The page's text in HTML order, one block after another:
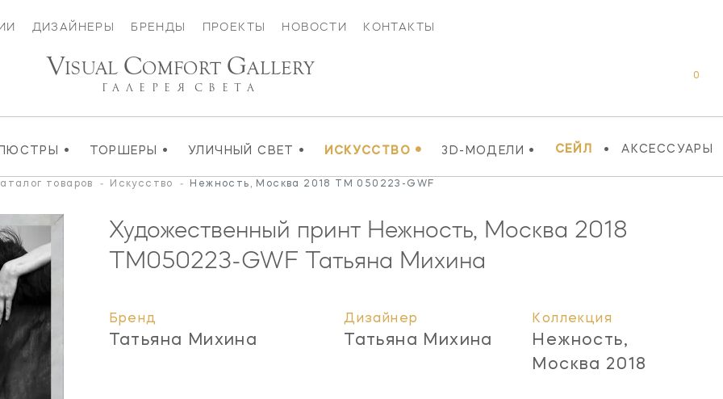
ДИЗАЙНЕРЫ БРЕНДЫ ПРОЕКТЫ НОВОСТИ КОНТАКТЫ
• ТОРШЕРЫ • УЛИЧНЫЙ СВЕТ • ИСКУССТВО • 3D-МОДЕЛИ • СЕЙЛ • АКСЕССУАРЫ
0
VISUAL COMFORT GALLERY
ГАЛЕРЕЯ СВЕТА
товаров - Искусство - Нежность, Москва 2018 TM 050223-GWF
Художественный принт Нежность, Москва 2018
TM050223-GWF Татьяна Михина
Бренд
Татьяна Михина
Дизайнер
Татьяна Михина
Коллекция
Нежность,
Москва 2018